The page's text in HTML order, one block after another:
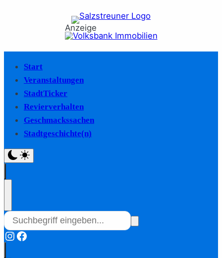
Anzeige
Start
Veranstaltungen
StadtTicker
Revierverhalten
Geschmackssachen
Stadtgeschichte(n)
Instagram
Facebook